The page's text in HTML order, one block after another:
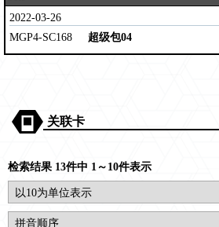
2022-03-26
MGP4-SC168
超级包04
关联卡
检索结果 13件中 1～10件表示